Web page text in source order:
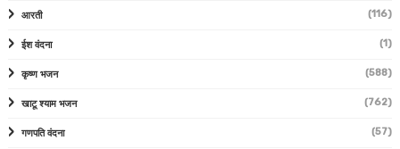
आरती (116)
ईश वंदना (1)
कृष्ण भजन (588)
खाटू श्याम भजन (762)
गणपति वंदना (57)